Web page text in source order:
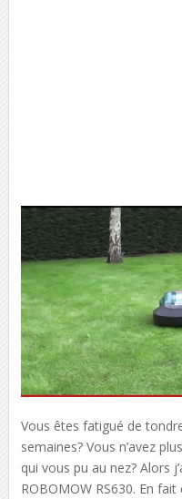
Vous êtes fatigué de
semaines? Vous n’avez
qui vous pu au nez? Alors
ROBOMOW RS630. En